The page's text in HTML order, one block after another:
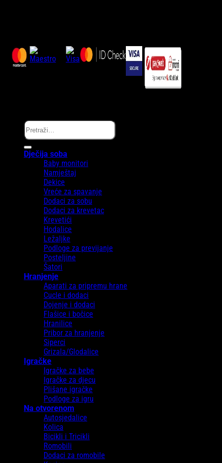
Pretraži:
Dječija soba
Baby monitori
Namještaj
Dekice
Vreće za spavanje
Dodaci za sobu
Dodaci za krevetac
Krevetići
Hodalice
Ležaljke
Podloge za previjanje
Posteljine
Šatori
Hranjenje
Aparati za pripremu hrane
Cucle i dodaci
Dojenje i dodaci
Flašice i bočice
Hranilice
Pribor za hranjenje
Siperci
Grizala/Glodalice
Igračke
Igračke za bebe
Igračke za djecu
Plišane igračke
Podloge za igru
Na otvorenom
Autosjedalice
Kolica
Bicikli i Tricikli
Romobili
Dodaci za romobile